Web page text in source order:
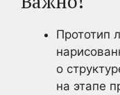
Прототип
о
на этапе